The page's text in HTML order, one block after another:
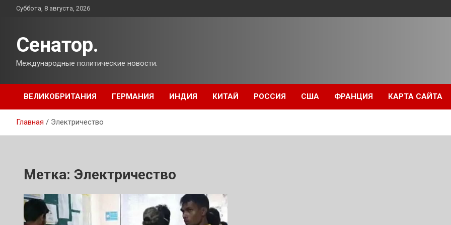
ПерейтиСуббота, 8 августа, 2026
Сенатор.
Международные политические новости.
ВЕЛИКОБРИТАНИЯ ГЕРМАНИЯ ИНДИЯ КИТАЙ РОССИЯ США ФРАНЦИЯ КАРТА САЙТА
Главная Электричество
Метка: Электричество